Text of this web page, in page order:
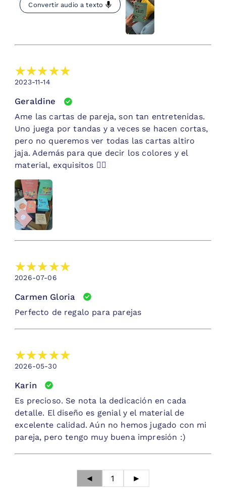
Convertir audio a texto
2023-11-14
Geraldine
Ame las cartas de pareja, son tan entretenidas.
Uno juega por tandas y a veces se hacen cortas,
pero no queremos ver todas las cartas altiro
jaja. Además para que decir los colores y el
material, exquisitos 👌🏻
2026-07-06
Carmen Gloria
Perfecto de regalo para parejas
2026-05-30
Karin
Es precioso. Se nota la dedicación en cada
detalle. El diseño es genial y el material de
excelente calidad. Aún no hemos jugado con mi
pareja, pero tengo muy buena impresión :)
◄ 1 ►